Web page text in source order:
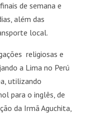
de semana e
além das
local.
religiosas e
a Lima no Perú
utilizando
para o inglês, de
da Irmã Aguchita,